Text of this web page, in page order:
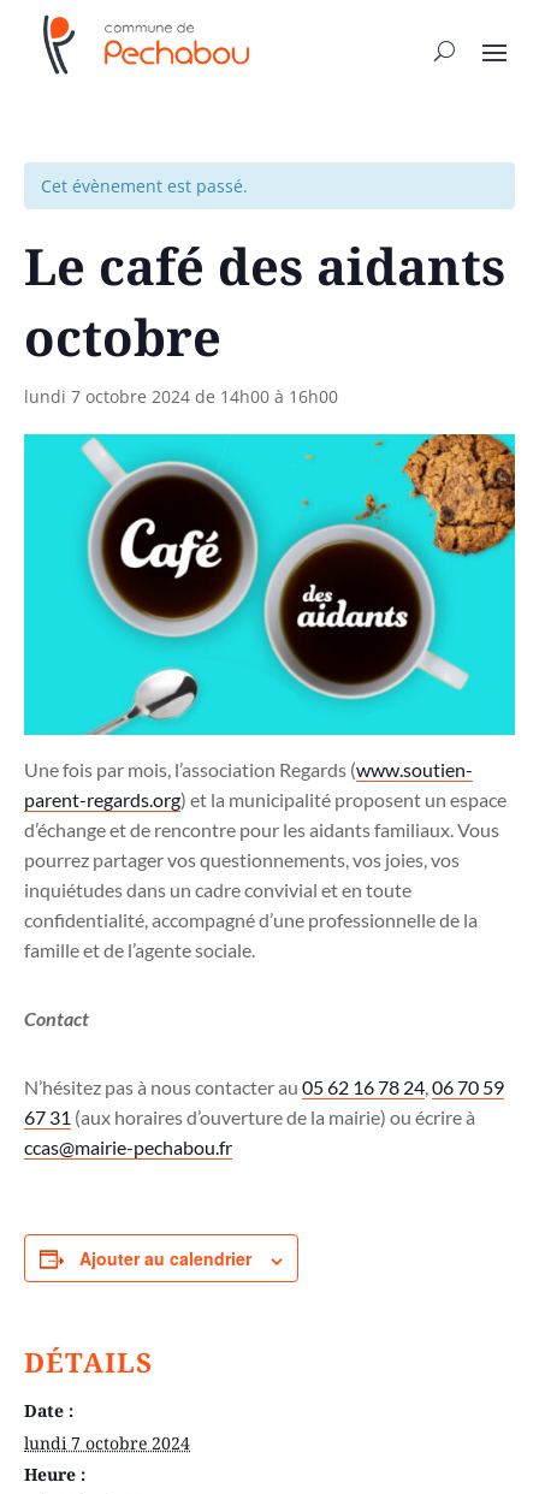
Cet évènement est passé.
Le café des aidants
octobre
lundi 7 octobre 2024 de 14h00 à 16h00
Une fois par mois, l’association Regards (www.soutien-
parent-regards.org) et la municipalité proposent un espace
d’échange et de rencontre pour les aidants familiaux. Vous
pourrez partager vos questionnements, vos joies, vos
inquiétudes dans un cadre convivial et en toute
confidentialité, accompagné d’une professionnelle de la
famille et de l’agente sociale.
Contact
N’hésitez pas à nous contacter au 05 62 16 78 24,06 70 59
67 31 (aux horaires d’ouverture de la mairie) ou écrire à
ccas@mairie-pechabou.fr
Ajouter au calendrier
DÉTAILS
Date :
lundi 7 octobre 2024
Heure :